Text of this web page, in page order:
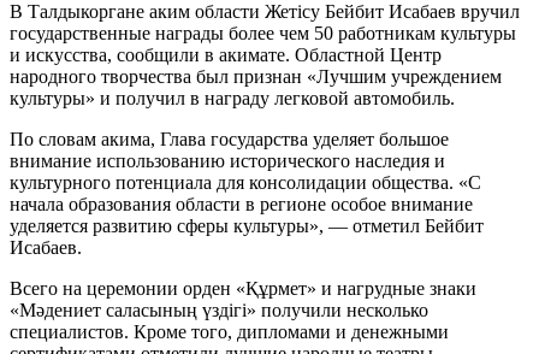
В Талдыкоргане аким области Жетісу Бейбит Исабаев вручил
государственные награды более чем 50 работникам культуры
и искусства, сообщили в акимате. Областной Центр
народного творчества был признан «Лучшим учреждением
культуры» и получил в награду легковой автомобиль.
По словам акима, Глава государства уделяет большое
внимание использованию исторического наследия и
культурного потенциала для консолидации общества. «С
начала образования области в регионе особое внимание
уделяется развитию сферы культуры», — отметил Бейбит
Исабаев.
Всего на церемонии орден «Құрмет» и нагрудные знаки
«Мәдениет саласының үздігі» получили несколько
специалистов. Кроме того, дипломами и денежными